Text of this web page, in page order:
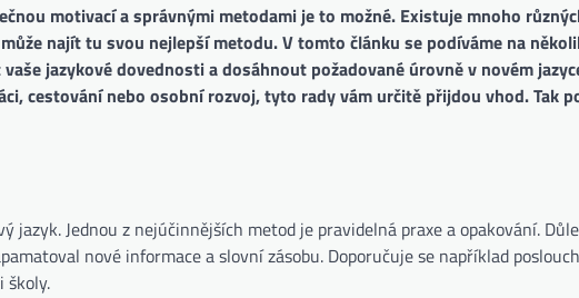
motivací a správnými metodami je to možné. Existuje mnoho
najít tu svou nejlepší metodu. V tomto článku se podíváme na
jazykové dovednosti a dosáhnout požadované úrovně v novém
cestování nebo osobní rozvoj, tyto rady vám určitě přijdou vhod. Tak
Jednou z nejúčinnějších metod je pravidelná praxe a opakování.
nové informace a slovní zásobu. Doporučuje se například
školy.